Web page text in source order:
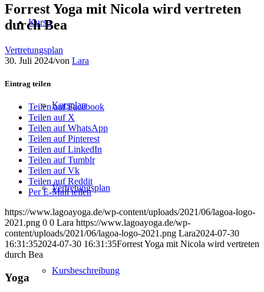
Kurse
Kursplan
Vertretungsplan
Kursbeschreibung
Forrest Yoga mit Nicola wird vertreten
durch Bea
Vertretungsplan
30. Juli 2024/von Lara
Eintrag teilen
Teilen auf Facebook
Teilen auf X
Teilen auf WhatsApp
Teilen auf Pinterest
Teilen auf LinkedIn
Teilen auf Tumblr
Teilen auf Vk
Teilen auf Reddit
Per E-Mail teilen
https://www.lagoayoga.de/wp-content/uploads/2021/06/lagoa-logo-
2021.png 0 0 Lara https://www.lagoayoga.de/wp-
content/uploads/2021/06/lagoa-logo-2021.png Lara2024-07-30
16:31:352024-07-30 16:31:35Forrest Yoga mit Nicola wird vertreten
durch Bea
Yoga